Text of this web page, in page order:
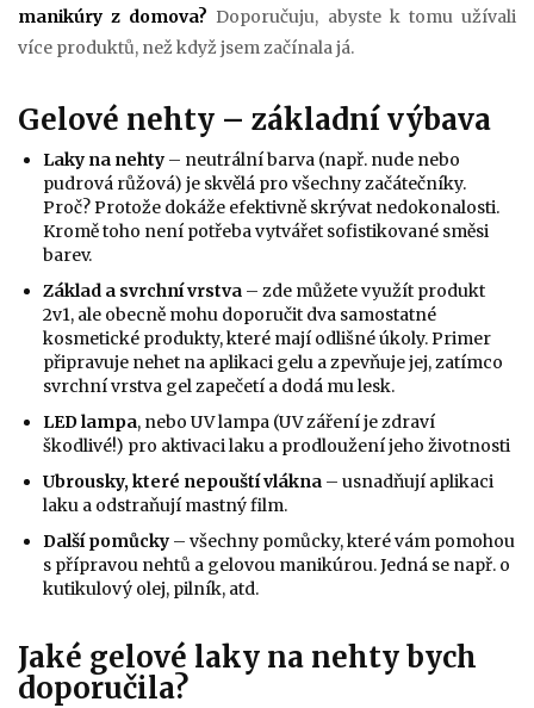
manikúry z domova? Doporučuju, abyste k tomu užívali
více produktů, než když jsem začínala já.
Gelové nehty – základní výbava
Laky na nehty – neutrální barva (např. nude nebo
pudrová růžová) je skvělá pro všechny začátečníky.
Proč? Protože dokáže efektivně skrývat nedokonalosti.
Kromě toho není potřeba vytvářet sofistikované směsi
barev.
Základ a svrchní vrstva – zde můžete využít produkt
2v1, ale obecně mohu doporučit dva samostatné
kosmetické produkty, které mají odlišné úkoly. Primer
připravuje nehet na aplikaci gelu a zpevňuje jej, zatímco
svrchní vrstva gel zapečetí a dodá mu lesk.
LED lampa, nebo UV lampa (UV záření je zdraví
škodlivé!) pro aktivaci laku a prodloužení jeho životnosti
Ubrousky, které nepouští vlákna – usnadňují aplikaci
laku a odstraňují mastný film.
Další pomůcky – všechny pomůcky, které vám pomohou
s přípravou nehtů a gelovou manikúrou. Jedná se např. o
kutikulový olej, pilník, atd.
Jaké gelové laky na nehty bych
doporučila?